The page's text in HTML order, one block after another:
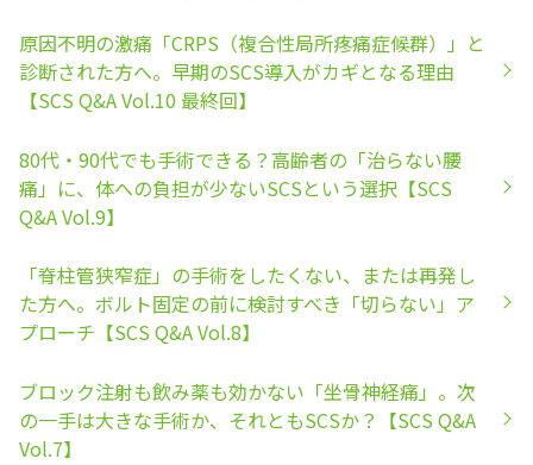
原因不明の激痛「CRPS（複合性局所疼痛症候群）」と
診断された方へ。早期のSCS導入がカギとなる理由
【SCS Q&A Vol.10 最終回】
80代・90代でも手術できる？高齢者の「治らない腰
痛」に、体への負担が少ないSCSという選択【SCS
Q&A Vol.9】
「脊柱管狭窄症」の手術をしたくない、または再発し
た方へ。ボルト固定の前に検討すべき「切らない」ア
プローチ【SCS Q&A Vol.8】
ブロック注射も飲み薬も効かない「坐骨神経痛」。次
の一手は大きな手術か、それともSCSか？【SCS Q&A
Vol.7】